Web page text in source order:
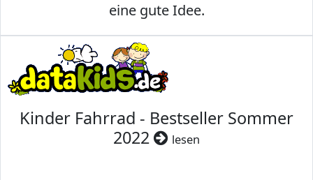
eine gute Idee.
Kinder Fahrrad - Bestseller Sommer
2022
lesen